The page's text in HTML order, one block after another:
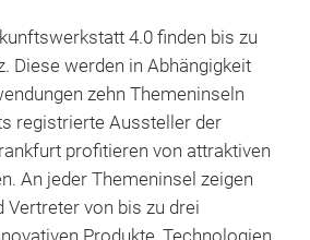
4.0 finden bis zu
Diese werden in Abhängigkeit
zehn Themeninseln
registrierte Aussteller der
profitieren von attraktiven
An jeder Themeninsel zeigen
Vertreter von bis zu drei